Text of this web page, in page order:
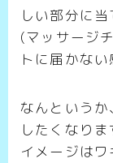
しい部分に当
(マッサージ
トに届かな
なんというか
したくなりま
イメージはワ